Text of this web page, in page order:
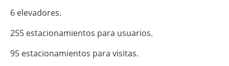
6 elevadores.
255 estacionamientos para usuarios.
95 estacionamientos para visitas.